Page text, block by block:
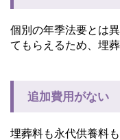
個別の年季法要とは
てもらえるため、埋
追加費用がない
埋葬料も永代供養料